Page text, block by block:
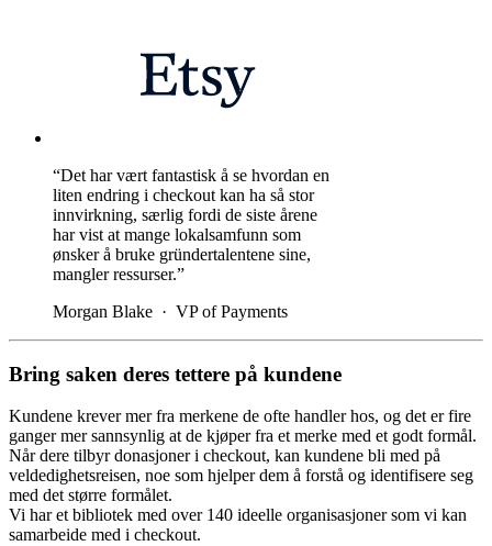
“Det har vært fantastisk å se hvordan en
liten endring i checkout kan ha så stor
innvirkning, særlig fordi de siste årene
har vist at mange lokalsamfunn som
ønsker å bruke gründertalentene sine,
mangler ressurser.”
Morgan Blake · VP of Payments
Bring saken deres tettere på kundene
Kundene krever mer fra merkene de ofte handler hos, og det er fire
ganger mer sannsynlig at de kjøper fra et merke med et godt formål.
Når dere tilbyr donasjoner i checkout, kan kundene bli med på
veldedighetsreisen, noe som hjelper dem å forstå og identifisere seg
med det større formålet.
Vi har et bibliotek med over 140 ideelle organisasjoner som vi kan
samarbeide med i checkout.